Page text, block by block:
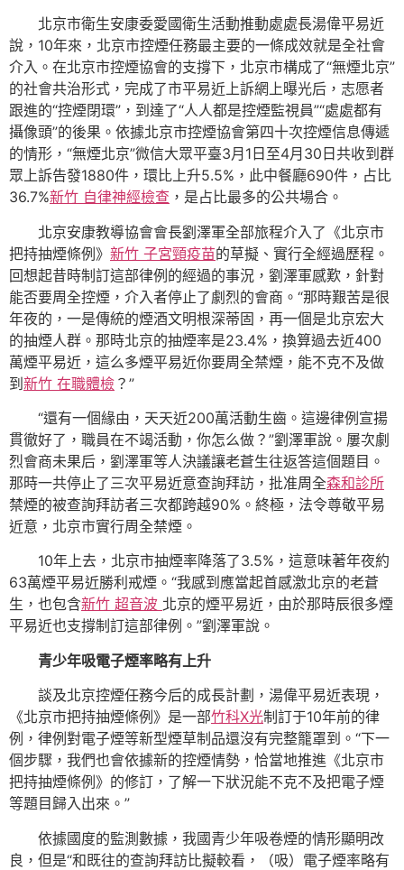
北京市衛生安康委愛國衛生活動推動處處長湯偉平易近
說，10年來，北京市控煙任務最主要的一條成效就是全社會
介入。在北京市控煙協會的支撐下，北京市構成了“無煙北京”
的社會共治形式，完成了市平易近上訴網上曝光后，志愿者
跟進的“控煙閉環”，到達了“人人都是控煙監視員”“處處都有
攝像頭”的後果。依據北京市控煙協會第四十次控煙信息傳遞
的情形，“無煙北京”微信大眾平臺3月1日至4月30日共收到群
眾上訴告發1880件，環比上升5.5%，此中餐廳690件，占比
36.7%新竹 自律神經檢查 ，是占比最多的公共場合。
北京安康教導協會會長劉澤軍全部旅程介入了《北京市
把持抽煙條例》 新竹 子宮頸疫苗的草擬、實行全經過歷程。
回想起昔時制訂這部律例的經過的事況，劉澤軍感歎，針對
能否要周全控煙，介入者停止了劇烈的會商。“那時艱苦是很
年夜的，一是傳統的煙酒文明根深蒂固，再一個是北京宏大
的抽煙人群。那時北京的抽煙率是23.4%，換算過去近400
萬煙平易近，這么多煙平易近你要周全禁煙，能不克不及做
到新竹 在職體檢 ？”
“還有一個緣由，天天近200萬活動生齒。這邊律例宣揚
貫徹好了，職員在不竭活動，你怎么做？”劉澤軍說。屢次劇
烈會商未果后，劉澤軍等人決議讓老蒼生往返答這個題目。
那時一共停止了三次平易近意查詢拜訪，批准周全森和診所
禁煙的被查詢拜訪者三次都跨越90%。終極，法令尊敬平易
近意，北京市實行周全禁煙。
10年上去，北京市抽煙率降落了3.5%，這意味著年夜約
63萬煙平易近勝利戒煙。“我感到應當起首感激北京的老蒼
生，也包含新竹 超音波 北京的煙平易近，由於那時辰很多煙
平易近也支撐制訂這部律例。”劉澤軍說。
青少年吸電子煙率略有上升
談及北京控煙任務今后的成長計劃，湯偉平易近表現，
《北京市把持抽煙條例》是一部竹科X光制訂于10年前的律
例，律例對電子煙等新型煙草制品還沒有完整籠罩到。“下一
個步驟，我們也會依據新的控煙情勢，恰當地推進《北京市
把持抽煙條例》的修訂，了解一下狀況能不克不及把電子煙
等題目歸入出來。”
依據國度的監測數據，我國青少年吸卷煙的情形顯明改
良，但是“和既往的查詢拜訪比擬較看，（吸）電子煙率略有